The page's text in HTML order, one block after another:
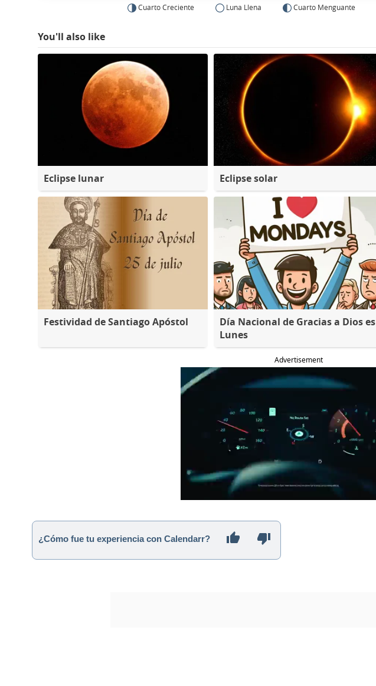
Cuarto Creciente Luna Llena Cuarto Menguante
You'll also like
Eclipse lunar Eclipse solar
Festividad de Santiago Apóstol
Día Nacional de Gracias a Dios es
Lunes
Advertisement
¿Cómo fue tu experiencia con Calendarr?